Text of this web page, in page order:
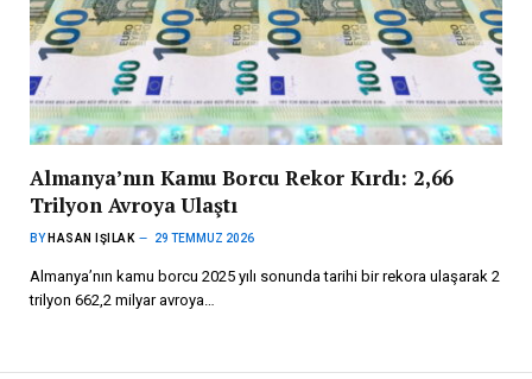
Almanya’nın Kamu Borcu Rekor Kırdı: 2,66
Trilyon Avroya Ulaştı
BY HASAN IŞILAK 29 TEMMUZ 2026
Almanya’nın kamu borcu 2025 yılı sonunda tarihi bir rekora ulaşarak 2
trilyon 662,2 milyar avroya…